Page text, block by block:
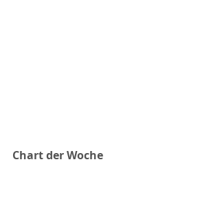
Chart der Woche